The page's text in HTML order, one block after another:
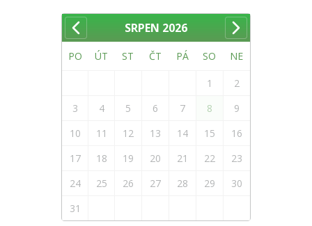
SRPEN 2026
PO ÚT ST ČT PÁ SO NE
1
2
3
4 5 6 7 8
9
10
11 12 13 14 15
16
17
18 19 20 21 22
23
24
25 26 27 28 29
30
31